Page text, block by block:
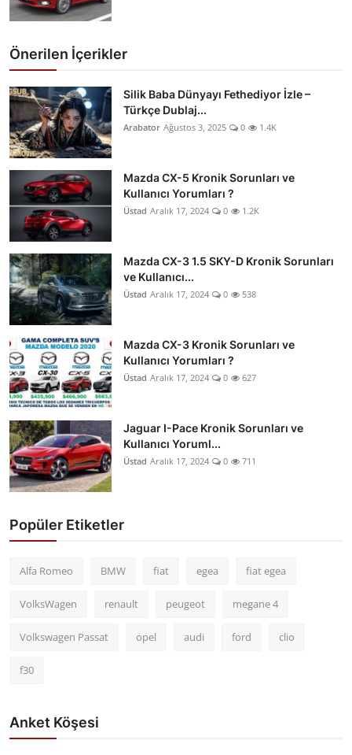
Önerilen İçerikler
Silik Baba Dünyayı Fethediyor İzle –
Türkçe Dublaj...
Arabator Ağustos 3, 2025 0 1.4K
Mazda CX-5 Kronik Sorunları ve
Kullanıcı Yorumları ?
Üstad Aralık 17, 2024 0 1.2K
Mazda CX-3 1.5 SKY-D Kronik Sorunları
ve Kullanıcı...
Üstad Aralık 17, 2024 0 538
Mazda CX-3 Kronik Sorunları ve
Kullanıcı Yorumları ?
Üstad Aralık 17, 2024 0 627
Jaguar I-Pace Kronik Sorunları ve
Kullanıcı Yoruml...
Üstad Aralık 17, 2024 0 711
Popüler Etiketler
Alfa Romeo BMW fiat egea fiat egea
VolksWagen renault peugeot megane 4
Volkswagen Passat opel audi ford clio
f30
Anket Köşesi